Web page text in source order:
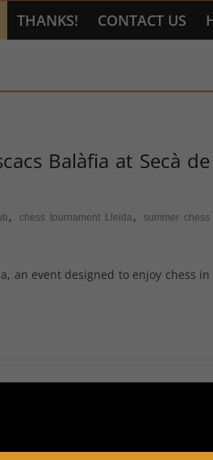
THANKS! CONTACT US
Balàfia at Secà de
, chess tournament Lleida,
summer chess
an event designed to enjoy chess in